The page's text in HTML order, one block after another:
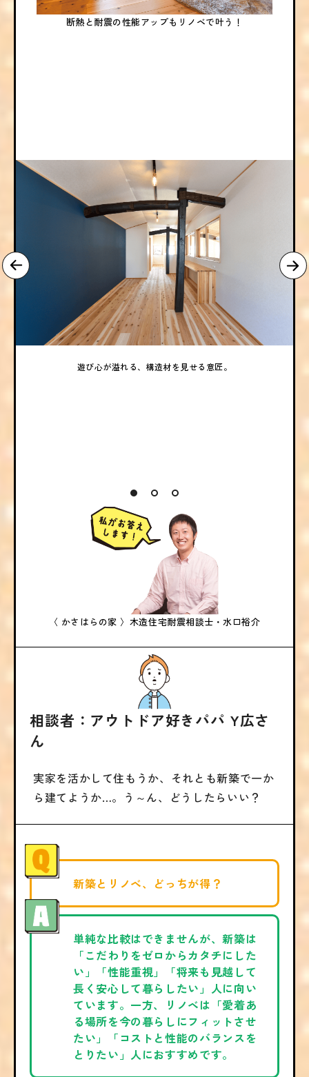
断熱と耐震の性能アップもリノベで叶う！
遊び心が溢れる、構造材を見せる意匠。
〈 かさはらの家 〉 木造住宅耐震相談士・水口裕介
相談者：アウトドア好きパパ Y広さ
ん
実家を活かして住もうか、それとも新築で一か
ら建てようか…。う～ん、どうしたらいい？
新築とリノベ、どっちが得？
単純な比較はできませんが、新築は
「こだわりをゼロからカタチにした
い」「性能重視」「将来も見越して
長く安心して暮らしたい」人に向い
ています。一方、リノベは「愛着あ
る場所を今の暮らしにフィットさせ
たい」「コストと性能のバランスを
とりたい」人におすすめです。